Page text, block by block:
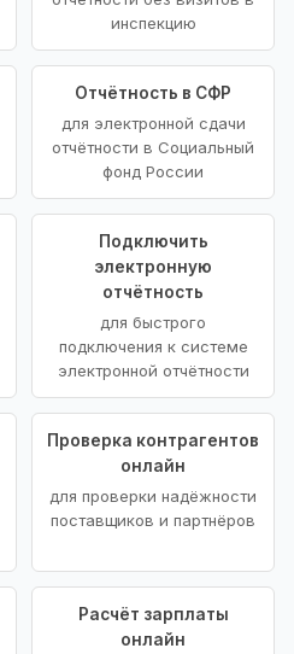
инспекцию
Отчётность в СФР
для электронной сдачи
отчётности в Социальный
фонд России
Подключить
электронную
отчётность
для быстрого
подключения к системе
электронной отчётности
Проверка контрагентов
онлайн
для проверки надёжности
поставщиков и партнёров
Расчёт зарплаты
онлайн